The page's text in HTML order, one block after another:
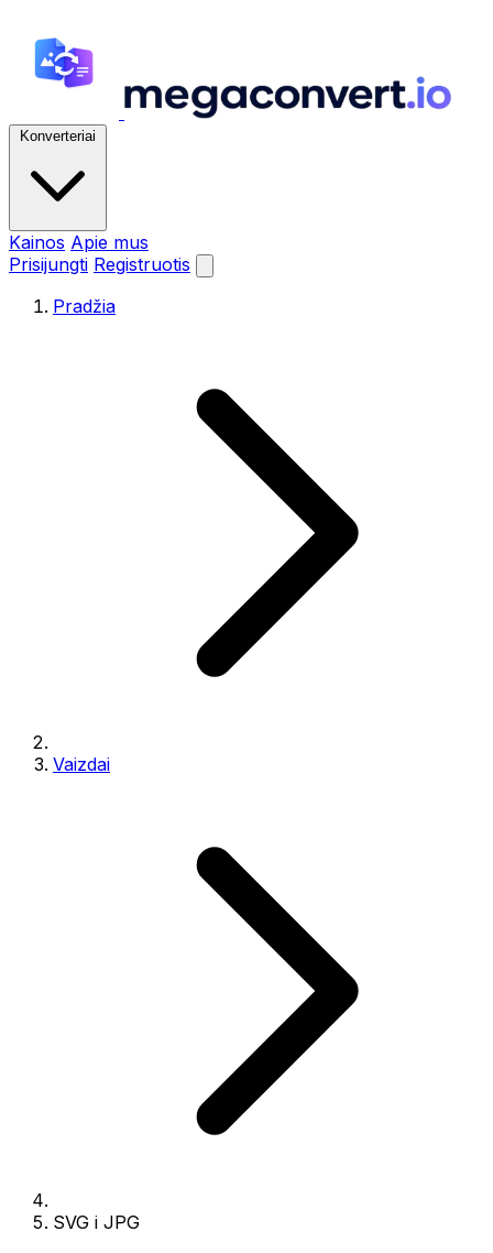
Konverteriai
Kainos Apie mus
Prisijungti Registruotis
Pradžia
Vaizdai
SVG i JPG